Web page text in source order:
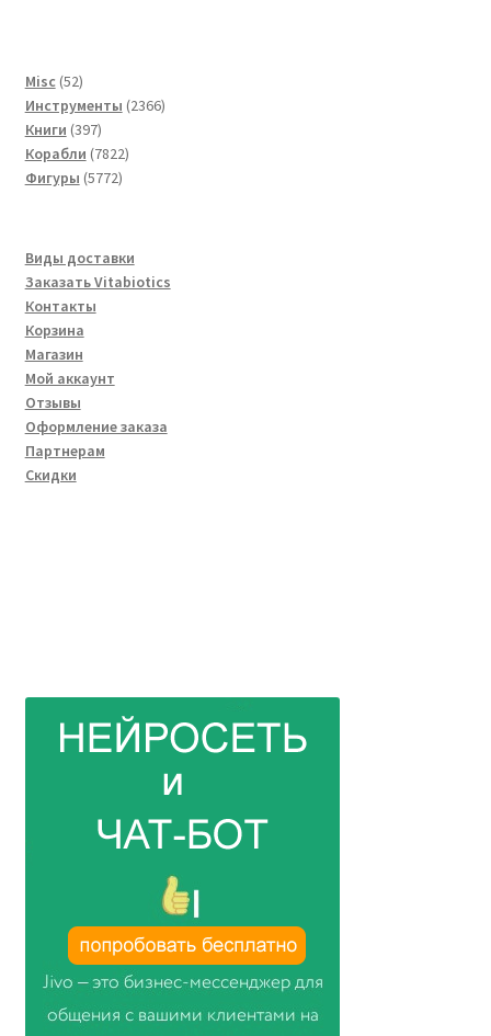
Misc 5252
товара
Инструменты 23662366
Книги 397397
товаров
Корабли 78227822
Фигуры 57725772
Виды доставки
Заказать Vitabiotics
Контакты
Корзина
Магазин
Мой аккаунт
Отзывы
Оформление заказа
Партнерам
Скидки